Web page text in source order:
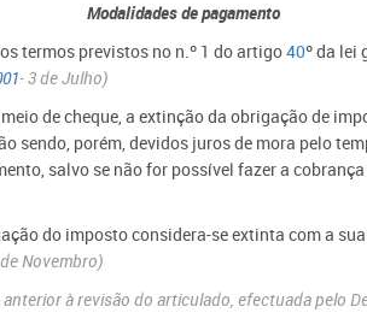
Modalidades de pagamento
termos previstos no n.º 1 do artigo40º da lei
- 3 de Julho)
de cheque, a extinção da obrigação de
sendo, porém, devidos juros de mora pelo
salvo se não for possível fazer a
do imposto considera-se extinta com a
Novembro)
à revisão do articulado, efectuada pelo